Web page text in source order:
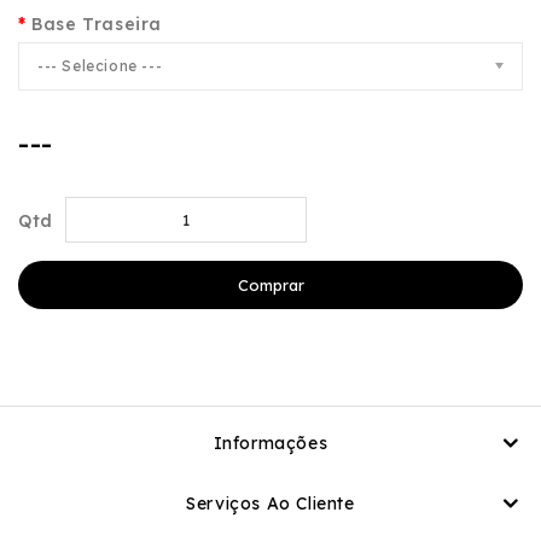
Base Traseira
--- Selecione ---
---
Qtd
Comprar
Informações
Serviços Ao Cliente